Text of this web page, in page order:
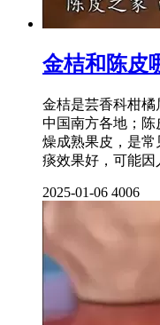
金桔和陈皮
金桔是芸香科柑
中国南方各地；
燥成熟果皮，是
痰效果好，可能因
2025-01-06 4006